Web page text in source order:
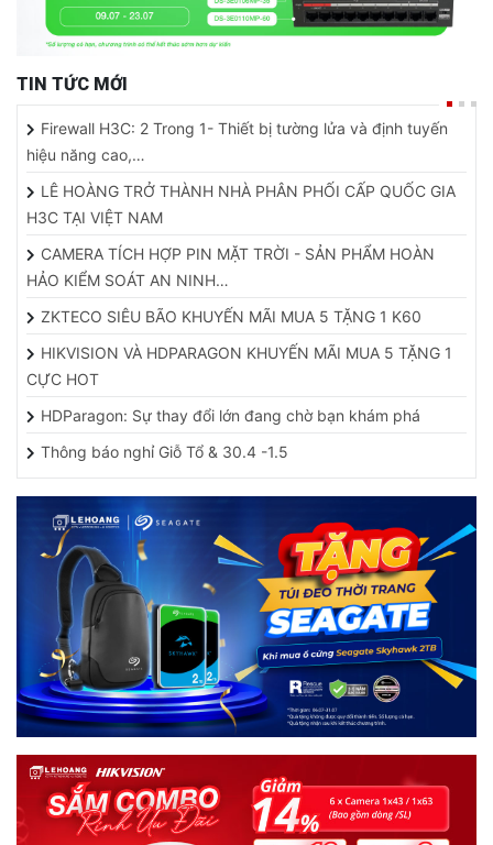
TIN TỨC MỚI
hiệu năng cao,…
LÊ HOÀNG TRỞ THÀNH NHÀ PHÂN PHỐI CẤP QUỐC GIA
H3C TẠI VIỆT NAM
CAMERA TÍCH HỢP PIN MẶT TRỜI - SẢN PHẨM HOÀN
HẢO KIỂM SOÁT AN NINH…
ZKTECO SIÊU BÃO KHUYẾN MÃI MUA 5 TẶNG 1 K60
HIKVISION VÀ HDPARAGON KHUYẾN MÃI MUA 5 TẶNG 1
CỰC HOT
HDParagon: Sự thay đổi lớn đang chờ bạn khám phá
Thông báo nghỉ Giỗ Tổ & 30.4 -1.5